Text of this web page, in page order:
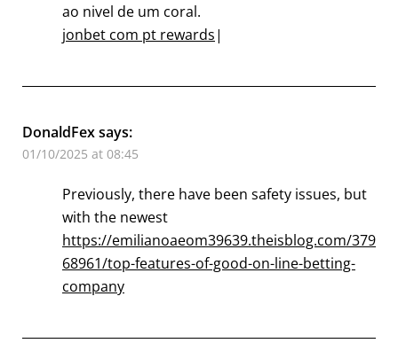
ao nivel de um coral.
jonbet com pt rewards|
DonaldFexsays:
01/10/2025 at 08:45
Previously, there have been safety issues, but
with the newest
https://emilianoaeom39639.theisblog.com/379
68961/top-features-of-good-on-line-betting-
company